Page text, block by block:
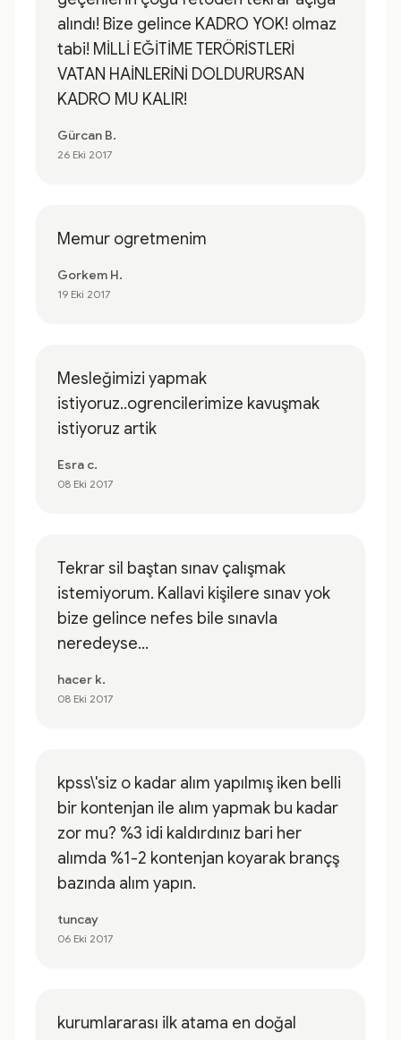
alındı! Bize gelince KADRO YOK! olmaz
tabi! MİLLİ EĞİTİME TERÖRİSTLERİ
VATAN HAİNLERİNİ DOLDURURSAN
KADRO MU KALIR!
Gürcan B.
26 Eki 2017
Memur ogretmenim
Gorkem H.
19 Eki 2017
Mesleğimizi yapmak
istiyoruz..ogrencilerimize kavuşmak
istiyoruz artik
Esra c.
08 Eki 2017
Tekrar sil baştan sınav çalışmak
istemiyorum. Kallavi kişilere sınav yok
bize gelince nefes bile sınavla
neredeyse...
hacer k.
08 Eki 2017
kpss\'siz o kadar alım yapılmış iken belli
bir kontenjan ile alım yapmak bu kadar
zor mu? %3 idi kaldırdınız bari her
alımda %1-2 kontenjan koyarak brançş
bazında alım yapın.
tuncay
06 Eki 2017
kurumlararası ilk atama en doğal